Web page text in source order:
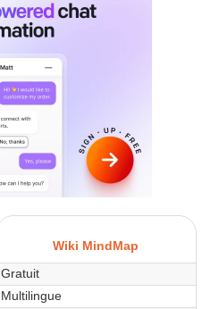
Wiki MindMap
Gratuit
Multilingue